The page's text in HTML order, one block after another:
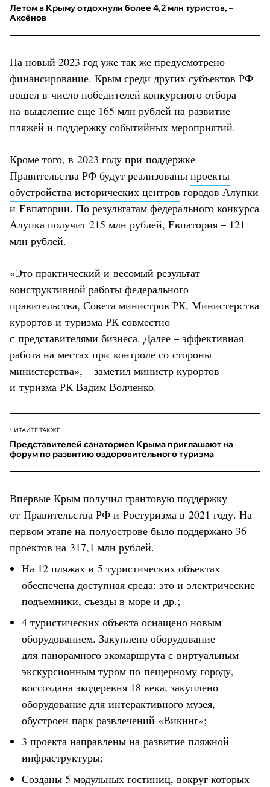
Летом в Крыму отдохнули более 4,2 млн туристов, –
Аксёнов
На новый 2023 год уже так же предусмотрено
финансирование. Крым среди других субъектов РФ
вошел в число победителей конкурсного отбора
на выделение еще 165 млн рублей на развитие
пляжей и поддержку событийных мероприятий.
Кроме того, в 2023 году при поддержке
Правительства РФ будут реализованы проекты
обустройства исторических центров городов Алупки
и Евпатории. По результатам федерального конкурса
Алупка получит 215 млн рублей, Евпатория – 121
млн рублей.
«Это практический и весомый результат
конструктивной работы федерального
правительства, Совета министров РК, Министерства
курортов и туризма РК совместно
с представителями бизнеса. Далее – эффективная
работа на местах при контроле со стороны
министерства», – заметил министр курортов
и туризма РК Вадим Волченко.
ЧИТАЙТЕ ТАКЖЕ
Представителей санаториев Крыма приглашают на
форум по развитию оздоровительного туризма
Впервые Крым получил грантовую поддержку
от Правительства РФ и Ростуризма в 2021 году. На
первом этапе на полуострове было поддержано 36
проектов на 317,1 млн рублей.
На 12 пляжах и 5 туристических объектах
обеспечена доступная среда: это и электрические
подъемники, съезды в море и др.;
4 туристических объекта оснащено новым
оборудованием. Закуплено оборудование
для панорамного экомаршрута с виртуальным
экскурсионным туром по пещерному городу,
воссоздана экодеревня 18 века, закуплено
оборудование для интерактивного музея,
обустроен парк развлечений «Викинг»;
3 проекта направлены на развитие пляжной
инфраструктуры;⠀
Созданы 5 модульных гостиниц, вокруг которых